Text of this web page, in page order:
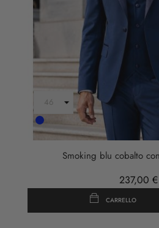
Cobalto
Smoking blu cobalto
237,00 €
CARRELLO